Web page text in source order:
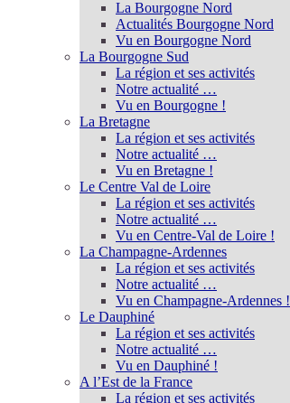
La Bourgogne Nord
Actualités Bourgogne Nord
Vu en Bourgogne Nord
La Bourgogne Sud
La région et ses activités
Notre actualité …
Vu en Bourgogne !
La Bretagne
La région et ses activités
Notre actualité …
Vu en Bretagne !
Le Centre Val de Loire
La région et ses activités
Notre actualité …
Vu en Centre-Val de Loire !
La Champagne-Ardennes
La région et ses activités
Notre actualité …
Vu en Champagne-Ardennes !
Le Dauphiné
La région et ses activités
Notre actualité …
Vu en Dauphiné !
A l’Est de la France
La région et ses activités